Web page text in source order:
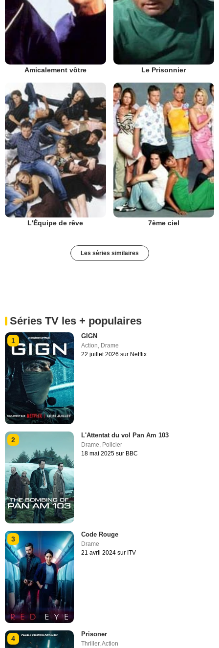
Amicalement vôtre Le Prisonnier
L'Équipe de rêve 7ème ciel
Les séries similaires
Séries TV les + populaires
1
GIGN
Action, Drame
22 juillet 2026 sur Netflix
2
L'Attentat du vol Pan Am 103
Drame, Policier
18 mai 2025 sur BBC
3
Code Rouge
Drame
21 avril 2024 sur ITV
4
Prisoner
Thriller,Action